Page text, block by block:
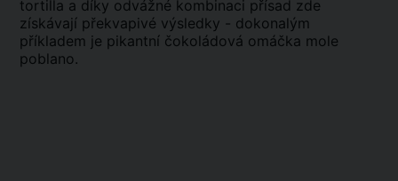
tortilla a díky odvážné kombinaci přísad zde
získávají překvapivé výsledky - dokonalým
příkladem je pikantní čokoládová omáčka mole
poblano.